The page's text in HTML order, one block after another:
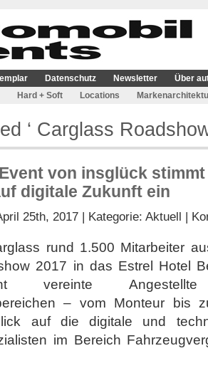
Datenschutz Newsletter
Über
Hard + Soft Locations
‘ Carglass
von insglück
digitale Zukunft ein
25th, 2017 | Kategorie: Aktuell |
rund 1.500 Mitarbeiter
2017 in das Estrel Hotel
vereinte
– vom Monteur bis
auf die digitale und
im Bereich